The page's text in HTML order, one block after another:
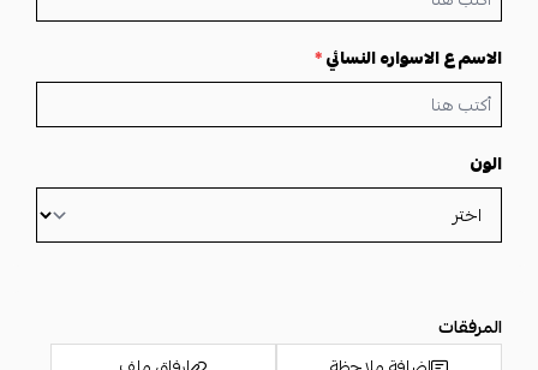
الاسم ع الاسواره النسائي*
الون
المرفقات